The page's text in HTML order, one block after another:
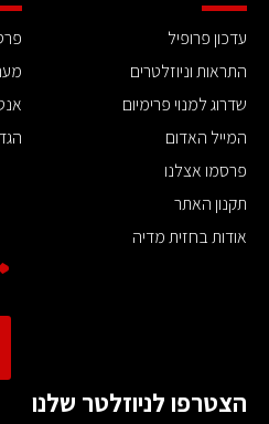
עדכון פרופיל
התראות וניוזלטרים
שדרוג למנוי פרימיום
המייל האדום
פרסמו אצלנו
תקנון האתר
אודות בחזית מדיה
הצטרפו לניוזלטר שלנו